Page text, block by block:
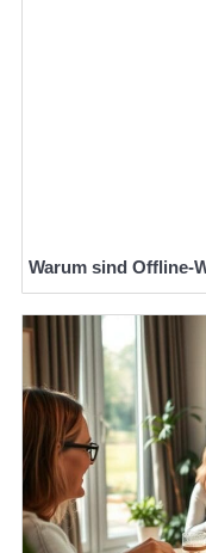
Warum sind Offline-